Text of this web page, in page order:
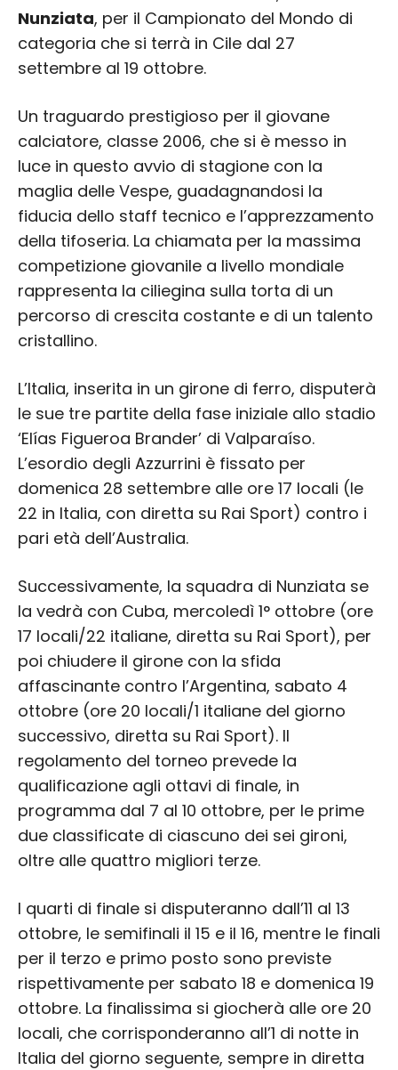
Nunziata, per il Campionato del Mondo di
categoria che si terrà in Cile dal 27
settembre al 19 ottobre.
Un traguardo prestigioso per il giovane
calciatore, classe 2006, che si è messo in
luce in questo avvio di stagione con la
maglia delle Vespe, guadagnandosi la
fiducia dello staff tecnico e l’apprezzamento
della tifoseria. La chiamata per la massima
competizione giovanile a livello mondiale
rappresenta la ciliegina sulla torta di un
percorso di crescita costante e di un talento
cristallino.
L’Italia, inserita in un girone di ferro, disputerà
le sue tre partite della fase iniziale allo stadio
‘Elías Figueroa Brander’ di Valparaíso.
L’esordio degli Azzurrini è fissato per
domenica 28 settembre alle ore 17 locali (le
22 in Italia, con diretta su Rai Sport) contro i
pari età dell’Australia.
Successivamente, la squadra di Nunziata se
la vedrà con Cuba, mercoledì 1° ottobre (ore
17 locali/22 italiane, diretta su Rai Sport), per
poi chiudere il girone con la sfida
affascinante contro l’Argentina, sabato 4
ottobre (ore 20 locali/1 italiane del giorno
successivo, diretta su Rai Sport). Il
regolamento del torneo prevede la
qualificazione agli ottavi di finale, in
programma dal 7 al 10 ottobre, per le prime
due classificate di ciascuno dei sei gironi,
oltre alle quattro migliori terze.
I quarti di finale si disputeranno dall’11 al 13
ottobre, le semifinali il 15 e il 16, mentre le finali
per il terzo e primo posto sono previste
rispettivamente per sabato 18 e domenica 19
ottobre. La finalissima si giocherà alle ore 20
locali, che corrisponderanno all’1 di notte in
Italia del giorno seguente, sempre in diretta